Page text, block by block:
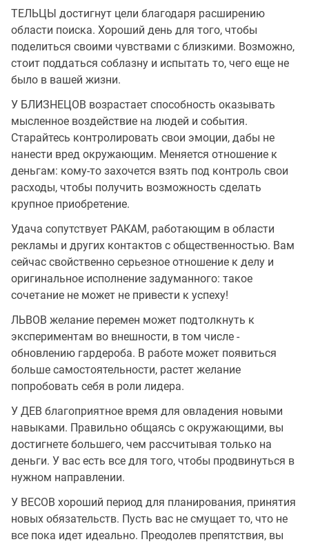
ТЕЛЬЦЫ достигнут цели благодаря расширению
области поиска. Хороший день для того, чтобы
поделиться своими чувствами с близкими. Возможно,
стоит поддаться соблазну и испытать то, чего еще не
было в вашей жизни.
У БЛИЗНЕЦОВ возрастает способность оказывать
мысленное воздействие на людей и события.
Старайтесь контролировать свои эмоции, дабы не
нанести вред окружающим. Меняется отношение к
деньгам: кому-то захочется взять под контроль свои
расходы, чтобы получить возможность сделать
крупное приобретение.
Удача сопутствует РАКАМ, работающим в области
рекламы и других контактов с общественностью. Вам
сейчас свойственно серьезное отношение к делу и
оригинальное исполнение задуманного: такое
сочетание не может не привести к успеху!
ЛЬВОВ желание перемен может подтолкнуть к
экспериментам во внешности, в том числе -
обновлению гардероба. В работе может появиться
больше самостоятельности, растет желание
попробовать себя в роли лидера.
У ДЕВ благоприятное время для овладения новыми
навыками. Правильно общаясь с окружающими, вы
достигнете большего, чем рассчитывая только на
деньги. У вас есть все для того, чтобы продвинуться в
нужном направлении.
У ВЕСОВ хороший период для планирования, принятия
новых обязательств. Пусть вас не смущает то, что не
все пока идет идеально. Преодолев препятствия, вы